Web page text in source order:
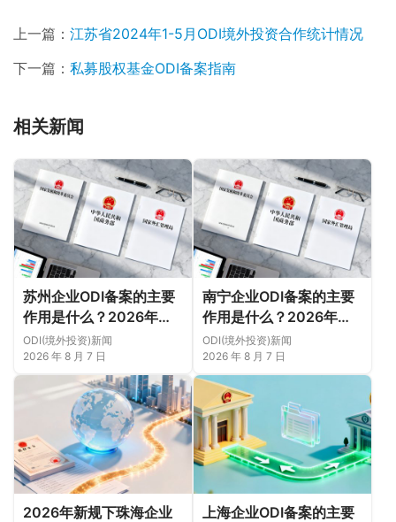
上一篇： 江苏省2024年1-5月ODI境外投资合作统计情况
下一篇： 私募股权基金ODI备案指南
相关新闻
苏州企业ODI备案的主要
作用是什么？2026年新
规下先把这几个问题弄明
白（附成功案例与正规靠
谱代办中介推荐）
ODI(境外投资)新闻
2026 年 8 月 7 日
南宁企业ODI备案的主要
作用是什么？2026年新
规下，把这件事说透
ODI(境外投资)新闻
2026 年 8 月 7 日
2026年新规下珠海企业
上海企业ODI备案的主要